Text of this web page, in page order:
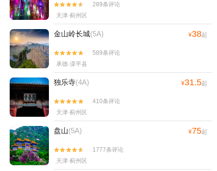


289条评论
天津·蓟州区
金山岭长城(5A) ¥38起


589条评论
承德·滦平县
独乐寺(4A) ¥31.5起


410条评论
天津·蓟州区
盘山(5A) ¥75起


1777条评论
天津·蓟州区